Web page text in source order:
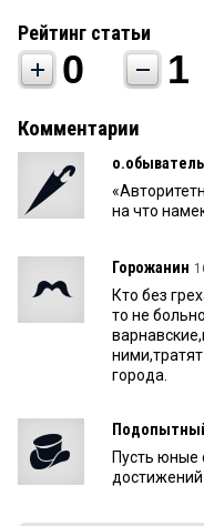
Рейтинг статьи
0 1
Комментарии
о.обыватель
на что
Горожанин
Кто без
то не
города.
Пусть юные
достижений